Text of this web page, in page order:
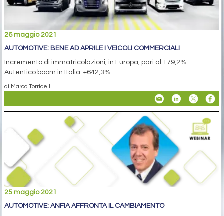
26 maggio 2021
AUTOMOTIVE: BENE AD APRILE I VEICOLI COMMERCIALI
Incremento di immatricolazioni, in Europa, pari al 179,2%.
Autentico boom in Italia: +642,3%
di Marco Torricelli
25 maggio 2021
AUTOMOTIVE: ANFIA AFFRONTA IL CAMBIAMENTO